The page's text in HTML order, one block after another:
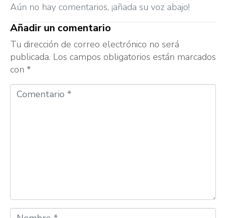
Aún no hay comentarios, ¡añada su voz abajo!
Añadir un comentario
Tu dirección de correo electrónico no será
publicada. Los campos obligatorios están marcados
con *
Comentario
Nombre